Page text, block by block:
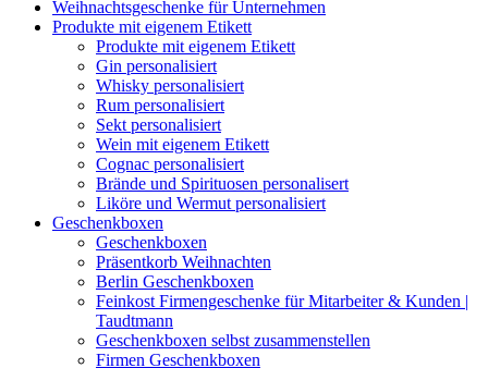
Weihnachtsgeschenke für Unternehmen
Produkte mit eigenem Etikett
Produkte mit eigenem Etikett
Gin personalisiert
Whisky personalisiert
Rum personalisiert
Sekt personalisiert
Wein mit eigenem Etikett
Cognac personalisiert
Brände und Spirituosen personalisert
Liköre und Wermut personalisiert
Geschenkboxen
Geschenkboxen
Präsentkorb Weihnachten
Berlin Geschenkboxen
Feinkost Firmengeschenke für Mitarbeiter & Kunden |
Taudtmann
Geschenkboxen selbst zusammenstellen
Firmen Geschenkboxen